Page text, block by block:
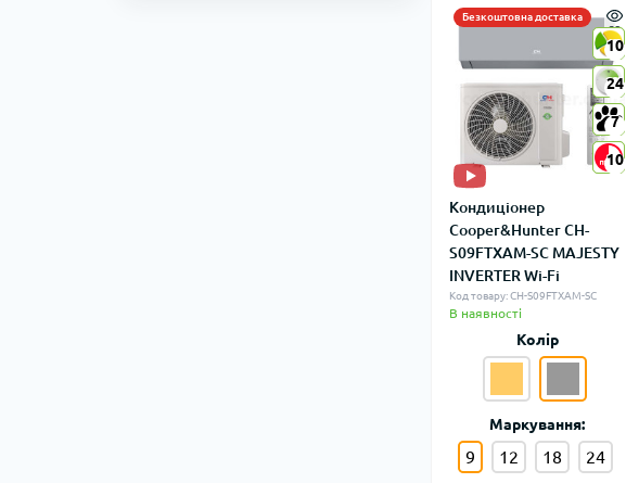
Безкоштовна доставка
10
24
7
10
10
24
7
10
Кондиціонер
Cooper&Hunter CH-
S09FTXAM-SC MAJESTY
INVERTER Wi-Fi
Код товару: CH-S09FTXAM-SC
В наявності
Колір
Маркування:
9 12 18 24